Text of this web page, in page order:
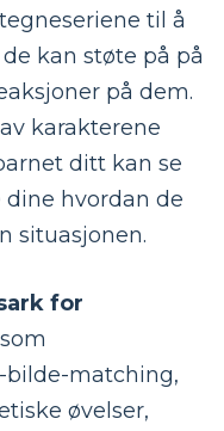
til å
kan støte på på
på dem.
karakterene
ditt kan se
hvordan de
situasjonen.
for
bilde-matching,
øvelser,